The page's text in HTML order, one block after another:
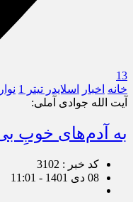
13
خانه اخبار اسلایدر تیتر 1
آیت الله جوادی آملی:
به آدم‌های خوبِ
کد خبر : 3102
08 دی 1401 - 11:01